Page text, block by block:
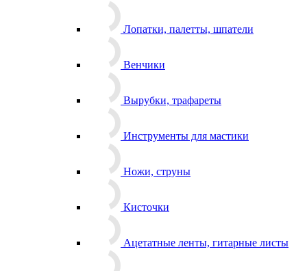
Лопатки, палетты, шпатели
Венчики
Вырубки, трафареты
Инструменты для мастики
Ножи, струны
Кисточки
Ацетатные ленты, гитарные листы